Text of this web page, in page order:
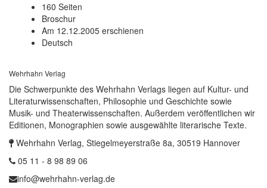
160 Seiten
Broschur
Am 12.12.2005 erschienen
Deutsch
Wehrhahn Verlag
Die Schwerpunkte des Wehrhahn Verlags liegen auf Kultur- und
Literaturwissenschaften, Philosophie und Geschichte sowie
Musik- und Theaterwissenschaften. Außerdem veröffentlichen wir
Editionen, Monographien sowie ausgewählte literarische Texte.
Wehrhahn Verlag, Stiegelmeyerstraße 8a, 30519 Hannover
05 11 - 8 98 89 06
info@wehrhahn-verlag.de